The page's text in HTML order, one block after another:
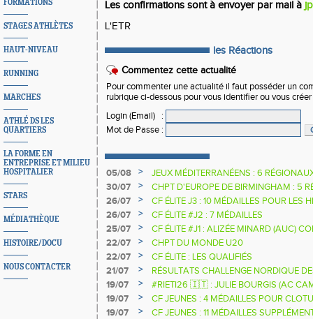
FORMATIONS
STAGES ATHLÈTES
HAUT-NIVEAU
RUNNING
MARCHES
ATHLÉ DS LES
QUARTIERS
LA FORME EN
ENTREPRISE ET MILIEU
HOSPITALIER
STARS
MÉDIATHÈQUE
HISTOIRE/DOCU
NOUS CONTACTER
Les confirmations sont à envoyer par mail à
L'ETR
les Réactions
Commentez cette actualité
Pour commenter une actualité il faut posséder un
rubrique ci-dessous pour vous identifier ou vous
Login (Email)
:
Mot de Passe :
05/08 >
JEUX MÉDITERRANÉENS : 6
30/07
>
CHPT D'EUROPE DE BIRMINGHAM : 5
26/07
>
CF ÉLITE J3 : 10 MÉDAILLES POUR LES
26/07
>
CF ÉLITE #J2 : 7 MÉDAILLES
25/07
>
CF ÉLITE #J1 : ALIZÉE MINARD (AUC)
NATIONALE
22/07 >
CHPT DU MONDE U20
22/07
>
CF ÉLITE : LES QUALIFIÉS
21/07
>
RÉSULTATS CHALLENGE NORDIQUE
2025 2026
19/07 >
#RIETI26 🇮🇹 : JULIE BOURGIS (AC
D'EUROPE U18 DE LA PERCHE
19/07 >
CF JEUNES : 4 MÉDAILLES POUR
19/07
>
CF JEUNES : 11 MÉDAILLES